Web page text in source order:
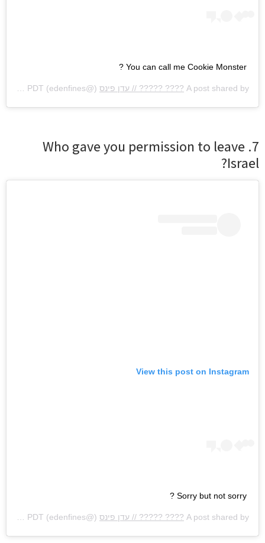
You can call me Cookie Monster ?
A post shared by ???? ????? // עדן פינס (@edenfines) on
Aug 29, 2020 at 2:30am PDT
7. Who gave you permission to leave
Israel?
View this post on Instagram
Sorry but not sorry ?
A post shared by ???? ????? // עדן פינס (@edenfines) on
Aug 23, 2020 at 1:05am PDT